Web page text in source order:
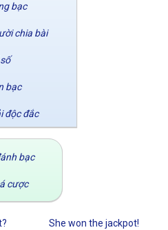
bạc
chia bài
bạc
độc đắc
bạc
cược
She won the jackpot!